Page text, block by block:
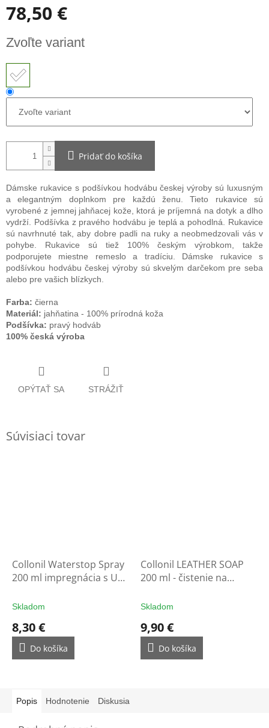
78,50 €
cena:
Zvoľte variant
Pridať do košíka
Dámske rukavice s podšívkou hodvábu českej výroby sú luxusným
a elegantným doplnkom pre každú ženu. Tieto rukavice sú
vyrobené z jemnej jahňacej kože, ktorá je príjemná na dotyk a dlho
vydrží. Podšívka z pravého hodvábu je teplá a pohodlná. Rukavice
sú navrhnuté tak, aby dobre padli na ruky a neobmedzovali vás v
pohybe. Rukavice sú tiež 100% českým výrobkom, takže
podporujete miestne remeslo a tradíciu. Dámske rukavice s
podšívkou hodvábu českej výroby sú skvelým darčekom pre seba
alebo pre vašich blízkych.
Farba: čierna
Materiál: jahňatina - 100% prírodná koža
Podšívka: pravý hodváb
100% česká výroba
OPÝTAŤ SA STRÁŽIŤ
Súvisiaci tovar
Collonil Waterstop Spray
200 ml impregnácia s UV
rukavice
Skladom
8,30 €
Do košíka
Collonil LEATHER SOAP
200 ml - čistenie na
Skladom
9,90 €
Do košíka
Popis Hodnotenie Diskusia